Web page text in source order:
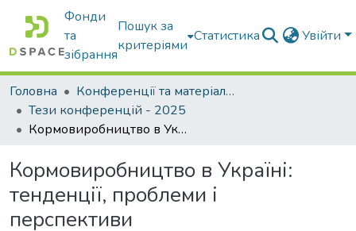
Фонди
та
зібрання
Пошук за
критеріями
Статистика Увійти
Головна
Конференції та матеріали конференцій
Тези конференцій - 2025
Кормовиробництво в Україні: тенденції, проблеми і перспективи
Кормовиробництво в Україні:
тенденції, проблеми і
перспективи